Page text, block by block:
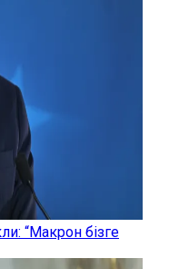
“Макрон бізге